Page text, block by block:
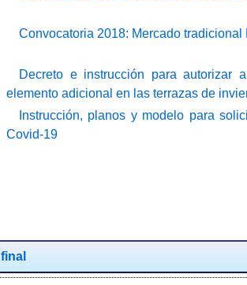
Convocatoria 2018: Mercado
Decreto e instrucción para autorizar
elemento adicional en las terrazas de
Instrucción, planos y modelo para
Covid-19
final